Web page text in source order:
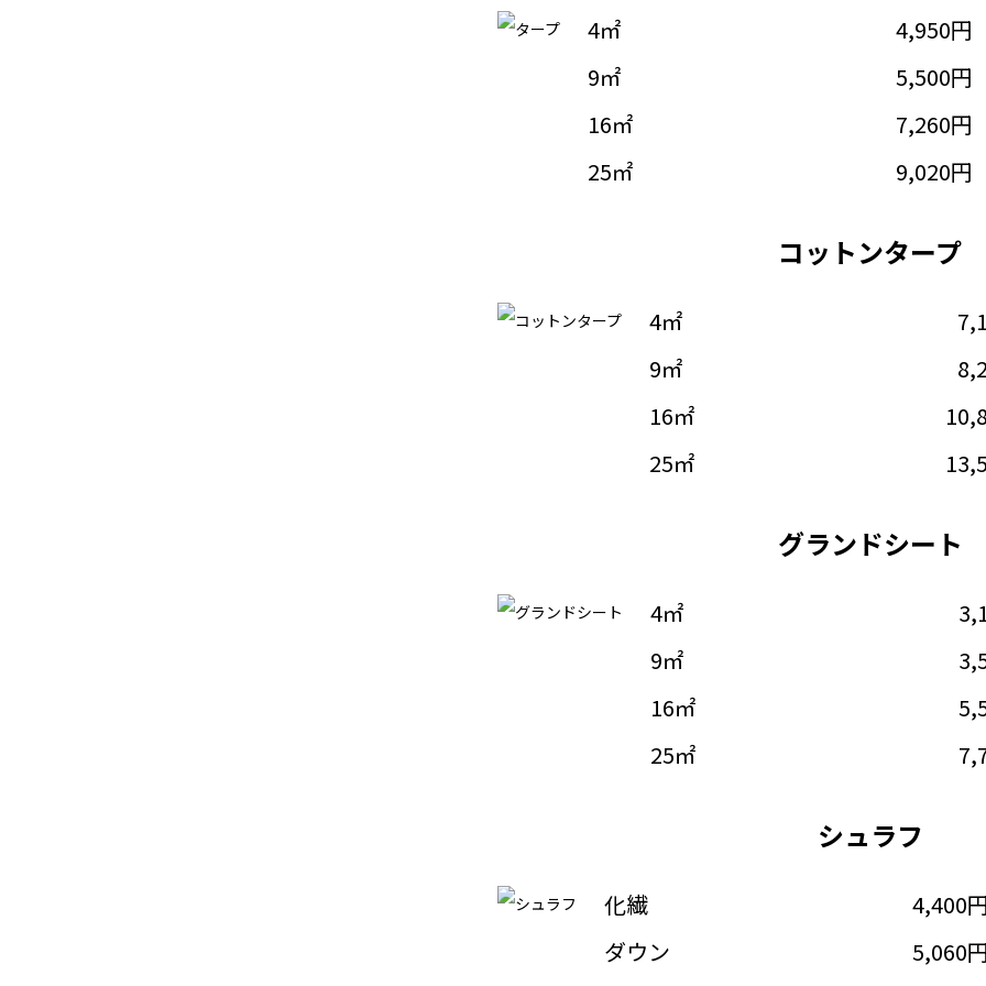
4㎡
4,950円
9㎡
5,500円
16㎡
7,260円
25㎡
9,020円
コットンタープ
4㎡
9㎡
16㎡
25㎡
グランドシート
4㎡
9㎡
16㎡
25㎡
シュラフ
化繊
4,400円
ダウン
5,060円